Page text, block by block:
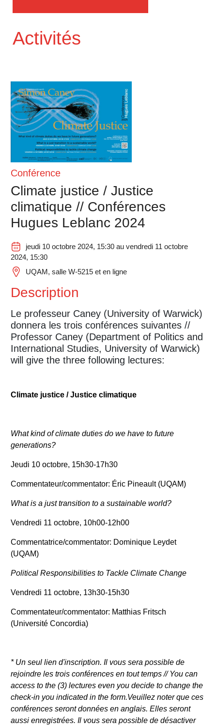
Activités
Conférence
Climate justice / Justice
climatique // Conférences
Hugues Leblanc 2024
jeudi 10 octobre 2024, 15:30 au vendredi 11 octobre
2024, 15:30
UQAM, salle W-5215 et en ligne
Description
Le professeur Caney (University of Warwick)
donnera les trois conférences suivantes //
Professor Caney (Department of Politics and
International Studies, University of Warwick)
will give the three following lectures:
Climate justice / Justice climatique
What kind of climate duties do we have to future
generations?
Jeudi 10 octobre, 15h30-17h30
Commentateur/commentator: Éric Pineault (UQAM)
What is a just transition to a sustainable world?
Vendredi 11 octobre, 10h00-12h00
Commentatrice/commentator: Dominique Leydet
(UQAM)
Political Responsibilities to Tackle Climate Change
Vendredi 11 octobre, 13h30-15h30
Commentateur/commentator: Matthias Fritsch
(Université Concordia)
* Un seul lien d'inscription. Il vous sera possible de
rejoindre les trois conférences en tout temps // You can
access to the (3) lectures even you decide to change the
check-in you indicated in the form.Veuillez noter que ces
conférences seront données en anglais. Elles seront
aussi enregistrées. Il vous sera possible de désactiver